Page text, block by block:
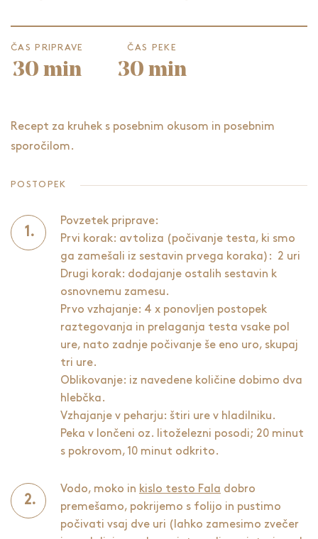
ČAS PRIPRAVE
30 min
ČAS PEKE
30 min
Recept za kruhek s posebnim okusom in posebnim
sporočilom.
POSTOPEK
Povzetek priprave:
Prvi korak: avtoliza (počivanje testa, ki smo
ga zamešali iz sestavin prvega koraka): 2 uri
Drugi korak: dodajanje ostalih sestavin k
osnovnemu zamesu.
Prvo vzhajanje: 4 x ponovljen postopek
raztegovanja in prelaganja testa vsake pol
ure, nato zadnje počivanje še eno uro, skupaj
tri ure.
Oblikovanje: iz navedene količine dobimo dva
hlebčka.
Vzhajanje v peharju: štiri ure v hladilniku.
Peka v lončeni oz. litoželezni posodi; 20 minut
s pokrovom, 10 minut odkrito.
Vodo, moko in kislo testo Fala dobro
premešamo, pokrijemo s folijo in pustimo
počivati vsaj dve uri (lahko zamesimo zvečer